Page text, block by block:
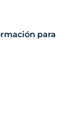
para